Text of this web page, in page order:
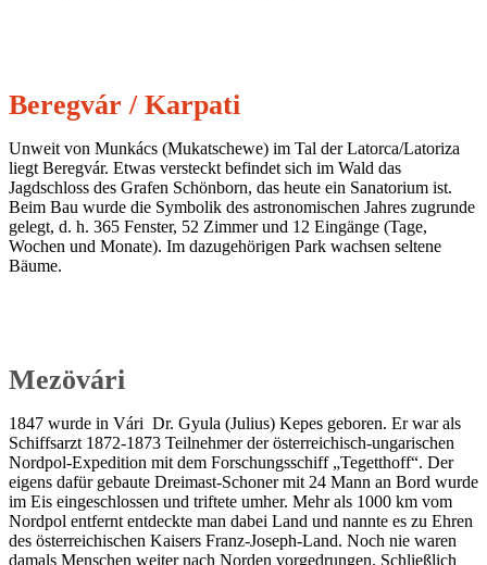
Beregvár / Karpati
Unweit von Munkács (Mukatschewe) im Tal der Latorca/Latoriza
liegt Beregvár. Etwas versteckt befindet sich im Wald das
Jagdschloss des Grafen Schönborn, das heute ein Sanatorium ist.
Beim Bau wurde die Symbolik des astronomischen Jahres zugrunde
gelegt, d. h. 365 Fenster, 52 Zimmer und 12 Eingänge (Tage,
Wochen und Monate). Im dazugehörigen Park wachsen seltene
Bäume.
Mezövári
1847 wurde in Vári Dr. Gyula (Julius) Kepes geboren. Er war als
Schiffsarzt 1872-1873 Teilnehmer der österreichisch-ungarischen
Nordpol-Expedition mit dem Forschungsschiff „Tegetthoff“. Der
eigens dafür gebaute Dreimast-Schoner mit 24 Mann an Bord wurde
im Eis eingeschlossen und triftete umher. Mehr als 1000 km vom
Nordpol entfernt entdeckte man dabei Land und nannte es zu Ehren
des österreichischen Kaisers Franz-Joseph-Land. Noch nie waren
damals Menschen weiter nach Norden vorgedrungen. Schließlich